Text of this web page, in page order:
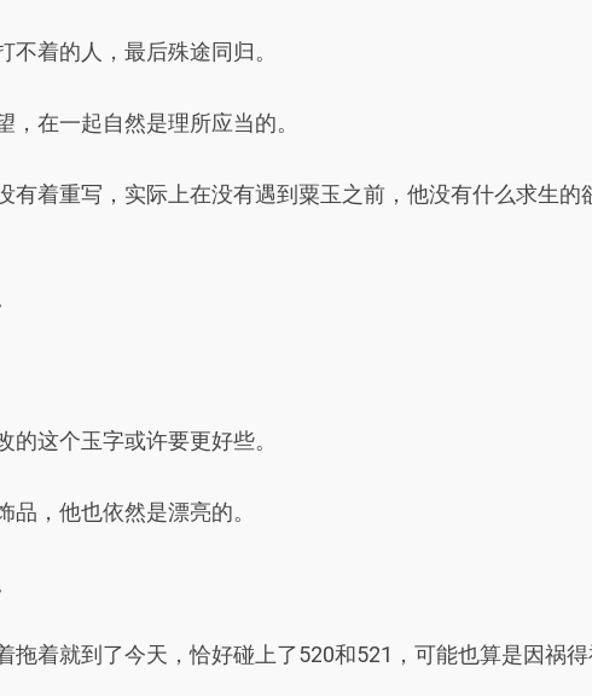
着的人，最后殊途同归。
在一起自然是理所应当的。
着重写，实际上在没有遇到粟玉之前，他没有什么求生的
这个玉字或许要更好些。
，他也依然是漂亮的。
着就到了今天，恰好碰上了520和521，可能也算是因祸得